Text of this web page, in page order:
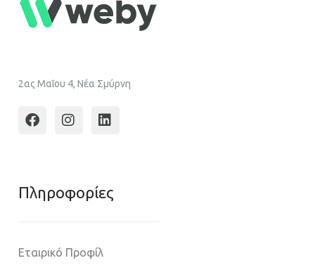
2ας Μαΐου 4, Νέα Σμύρνη
Πληροφoρίες
Εταιρικό Προφίλ